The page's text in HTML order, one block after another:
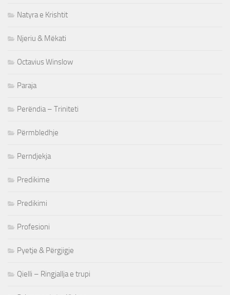
Natyra e Krishtit
Njeriu & Mëkati
Octavius Winslow
Paraja
Perëndia – Triniteti
Përmbledhje
Perndjekja
Predikime
Predikimi
Profesioni
Pyetje & Përgjigje
Qielli – Ringjallja e trupi